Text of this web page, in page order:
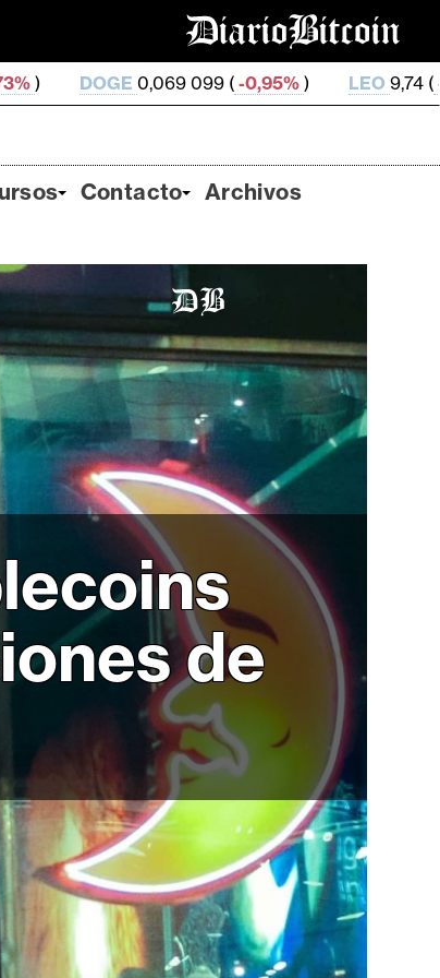
( -0,95%) LEO9,74 (-0,12% ZEC
Contacto Archivos
de